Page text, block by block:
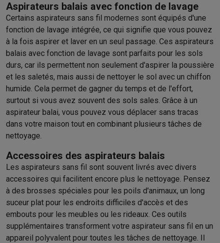
Aspirateurs balais avec fonction de lavage
Certains aspirateurs sans fil modernes sont équipés d'une
fonction de lavage intégrée, ce qui signifie que vous pouvez
à la fois aspirer et laver en un seul passage. Ces aspirateurs
balais avec fonction de lavage sont parfaits pour les sols
durs, car ils permettent non seulement d'aspirer la poussière
et les saletés, mais aussi de nettoyer le sol avec un chiffon
humide. Cela permet de gagner du temps et de l'effort,
surtout si vous avez souvent des sols sales. Grâce à un
aspirateur balai, vous pouvez vous déplacer sans tracas
dans votre maison tout en combinant plusieurs tâches de
nettoyage.
Accessoires des aspirateurs balais
Les aspirateurs sans fil sont souvent livrés avec divers
accessoires qui facilitent encore plus le nettoyage. Pensez
à des brosses spéciales pour les poils d'animaux, un long
suceur plat pour les endroits difficiles d'accès et des
embouts pour les meubles ou les rideaux. Ces outils
supplémentaires transforment votre aspirateur sans fil en un
appareil polyvalent pour toutes les tâches de nettoyage. Il